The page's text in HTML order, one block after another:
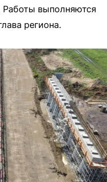
Работы выполняются
региона.